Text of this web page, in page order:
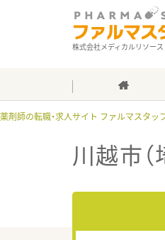
株式会社メディカルリソース
薬剤師の転職・求人サイト ファルマスタッ
川越市